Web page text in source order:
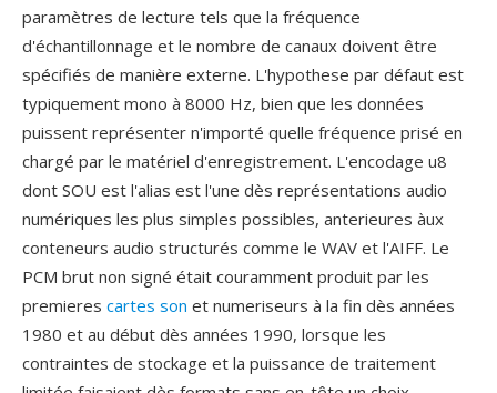
paramètres de lecture tels que la fréquence
d'échantillonnage et le nombre de canaux doivent être
spécifiés de manière externe. L'hypothese par défaut est
typiquement mono à 8000 Hz, bien que les données
puissent représenter n'importé quelle fréquence prisé en
chargé par le matériel d'enregistrement. L'encodage u8
dont SOU est l'alias est l'une dès représentations audio
numériques les plus simples possibles, anterieures àux
conteneurs audio structurés comme le WAV et l'AIFF. Le
PCM brut non signé était couramment produit par les
premieres cartes son et numeriseurs à la fin dès années
1980 et au début dès années 1990, lorsque les
contraintes de stockage et la puissance de traitement